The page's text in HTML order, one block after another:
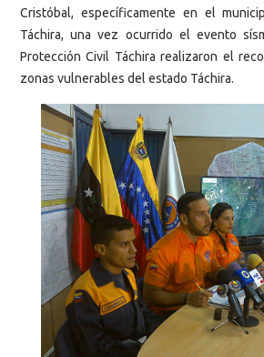
Cristóbal, específicamente en el
Táchira, una vez ocurrido el evento
Protección Civil Táchira realizaron el
zonas vulnerables del estado Táchira.